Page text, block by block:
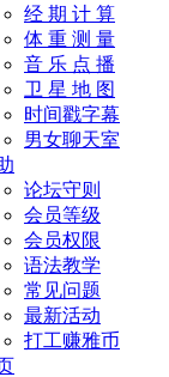
经 期 计 算
体 重 测 量
音 乐 点 播
卫 星 地 图
时间戳字幕
男女聊天室
论坛守则
会员等级
会员权限
语法教学
常见问题
最新活动
打工赚雅币